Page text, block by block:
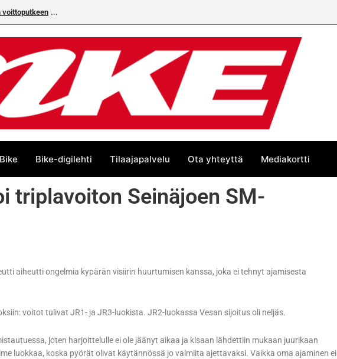
voittoputkeen
Bike-digilehti Tilaajapalvelu Ota yhteyttä Mediakortti
triplavoiton Seinäjoen SM-
aiheutti ongelmia kypärän visiirin huurtumisen kanssa, joka ei tehnyt ajamisesta
voitot tulivat JR1- ja JR3-luokista. JR2-luokassa Vesan sijoitus oli neljäs.
joten harjoittelulle ei ole jäänyt aikaa ja kisaan lähdettiin mukaan juurikaan
luokkaa, koska pyörät olivat käytännössä jo valmiita ajettavaksi. Vaikka oma ajaminen ei